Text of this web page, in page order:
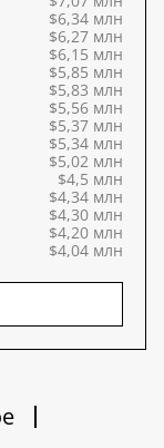
$6,34 млн
$6,27 млн
$6,15 млн
$5,85 млн
$5,83 млн
$5,56 млн
$5,37 млн
$5,34 млн
$5,02 млн
$4,5 млн
$4,34 млн
$4,30 млн
$4,20 млн
$4,04 млн